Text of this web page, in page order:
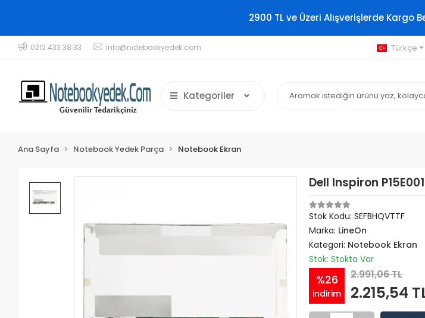
2900 TL ve Üzeri Alışverişlerde Kargo
0212 433 38 33 info@notebookyedek.com Türkçe
Kategoriler
Ana Sayfa Notebook Yedek Parça Notebook Ekran
Dell Inspiron
Stok Kodu: SEFBHQVTTF
Marka: LineOn
Kategori: Notebook Ekran
Stok: Stokta Var
%26
indirim
2.991,06 TL
2.215,54